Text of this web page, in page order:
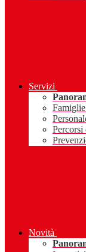
Servizi
Percorsi
Novità